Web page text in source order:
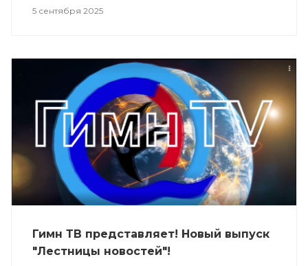
5 сентября 2025
Гимн ТВ представляет! Новый выпуск
"Лестницы новостей"!